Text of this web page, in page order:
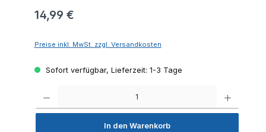
14,99 €
Preise inkl. MwSt. zzgl. Versandkosten
Sofort verfügbar, Lieferzeit: 1-3 Tage
In den Warenkorb